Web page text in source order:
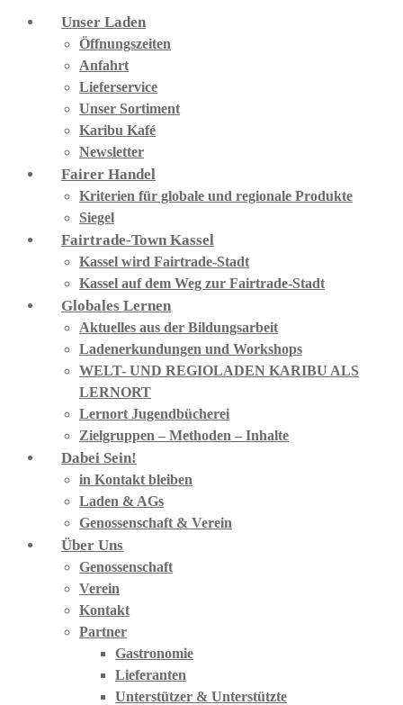
Unser Laden
Öffnungszeiten
Anfahrt
Lieferservice
Unser Sortiment
Karibu Kafé
Newsletter
Fairer Handel
Kriterien für globale und regionale Produkte
Siegel
Fairtrade-Town Kassel
Kassel wird Fairtrade-Stadt
Kassel auf dem Weg zur Fairtrade-Stadt
Globales Lernen
Aktuelles aus der Bildungsarbeit
Ladenerkundungen und Workshops
WELT- UND REGIOLADEN KARIBU ALS
LERNORT
Lernort Jugendbücherei
Zielgruppen – Methoden – Inhalte
Dabei Sein!
in Kontakt bleiben
Laden & AGs
Genossenschaft & Verein
Über Uns
Genossenschaft
Verein
Kontakt
Partner
Gastronomie
Lieferanten
Unterstützer & Unterstützte